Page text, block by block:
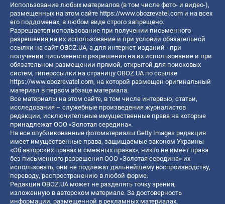
Использование любых материалов (в том числе фото- и видео-),
размещенных на этом сайте https://www.obozrevatel.com и на всех
его поддоменах, в любом виде строго запрещено.
Разрешается использование при получении письменного
разрешения на их использование и при условии обязательной
ссылки на сайт OBOZ.UA, а для интернет-изданий - при
получении письменного разрешения на их использование и при
обязательном размещении прямой, открытой для поисковых
систем, гиперссылки на страницу OBOZ.UA по ссылке
https://www.obozrevatel.com, на которой размещен оригинальный
материал в первом абзаце материала.
Все материалы на этом сайте, в том числе интервью, статьи,
исследования – служебные произведения журналистов
редакции, исключительные имущественные права на которые
принадлежат ООО «Золотая середина».
На все опубликованные фотоматериалы Getty Images редакция
имеет имущественные права, защищаемые законом Украины
«Об авторских правах и смежных правах», никто не имеет права
без письменного разрешения ООО «Золотая середина» их
использовать, они не подлежат дальнейшему воспроизводству,
переводу, распространению в любой форме.
Редакция OBOZ.UA может не разделять точку зрения,
изложенную в авторском материале. За достоверность
информации, размещенной в рекламных материалах,